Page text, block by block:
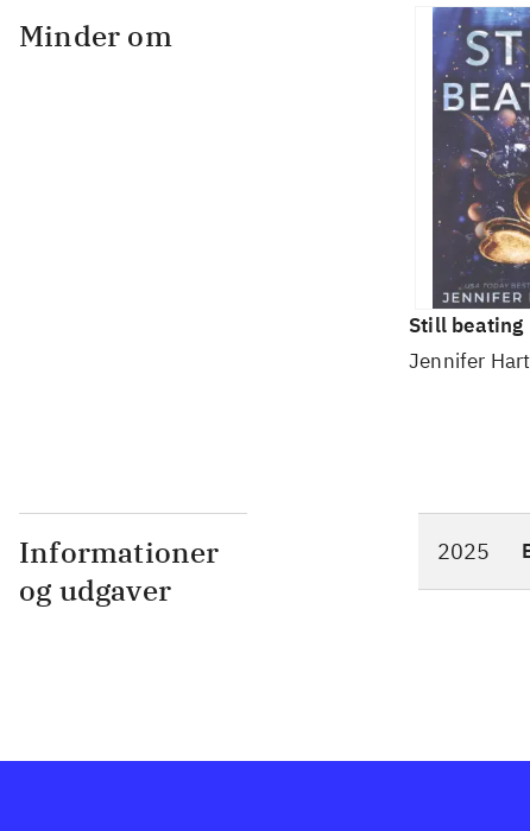
Minder om
Still beating
Jennifer
Informationer
og udgaver
2025